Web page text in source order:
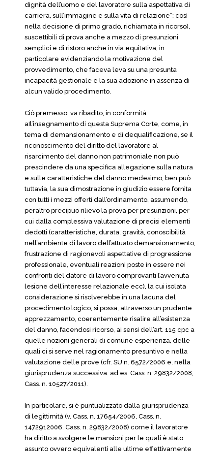
dignità dell’uomo e del lavoratore sulla aspettativa di
carriera, sull’immagine e sulla vita di relazione”: così
nella decisione di primo grado, richiamata in ricorso),
suscettibili di prova anche a mezzo di presunzioni
semplici e di ristoro anche in via equitativa, in
particolare evidenziando la motivazione del
provvedimento, che faceva leva su una presunta
incapacità gestionale e la sua adozione in assenza di
alcun valido procedimento.
Ciò premesso, va ribadito, in conformità
aIl’insegnamento di questa Suprema Corte, come, in
tema di demansionamento e di dequalificazione, se il
riconoscimento del diritto del lavoratore al
risarcimento del danno non patrimoniale non può
prescindere da una specifica allegazione sulla natura
e sulle caratteristiche del danno medesimo, ben può
tuttavia, la sua dimostrazione in giudizio essere fornita
con tutti i mezzi offerti dall’ordinamento, assumendo,
peraltro precipuo rilievo la prova per presunzioni, per
cui dalla complessiva valutazione di precisi elementi
dedotti (caratteristiche, durata, gravità, conoscibilità
nell’ambiente di lavoro dell’attuato demansionamento,
frustrazione di ragionevoli aspettative di progressione
professionale, eventuali reazioni poste in essere nei
confronti del datore di lavoro comprovanti l’avvenuta
lesione dell’interesse relazionale ecc), la cui isolata
considerazione si risolverebbe in una lacuna del
procedimento logico, si possa, attraverso un prudente
apprezzamento, coerentemente risalire all’esistenza
del danno, facendosi ricorso, ai sensi dell’art. 115 cpc a
quelle nozioni generali di comune esperienza, delle
quali ci si serve nel ragionamento presuntivo e nella
valutazione delle prove (cfr. SU n. 6572/2006 e, nella
giurisprudenza successiva. ad es. Cass. n. 29832/2008,
Cass. n. 10527/2011).
In particolare, si è puntualizzato dalla giurisprudenza
di legittimità (v. Cass. n. 17654/2006, Cass. n.
1472912006. Cass. n. 29832/2008) come il lavoratore
ha diritto a svolgere le mansioni per le quali è stato
assunto ovvero equivalenti alle ultime effettivamente